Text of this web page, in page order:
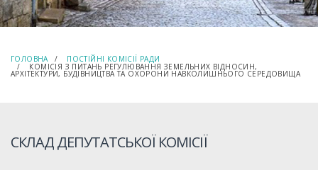
ГОЛОВНА ПОСТІЙНІ КОМІСІЇ РАДИ
КОМІСІЯ З ПИТАНЬ РЕГУЛЮВАННЯ ЗЕМЕЛЬНИХ ВІДНОСИН,
АРХІТЕКТУРИ, БУДІВНИЦТВА ТА ОХОРОНИ НАВКОЛИШНЬОГО СЕРЕДОВИЩА
СКЛАД ДЕПУТАТСЬКОЇ КОМІСІЇ